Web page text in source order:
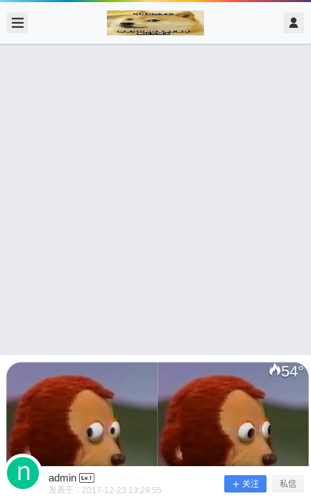
54°
admin
发表于： 2017-12-23 13:29:55
关注 私信
admin @ 梗圖大全 MEME NOW 2017/12/23
扫描二维码继续阅读